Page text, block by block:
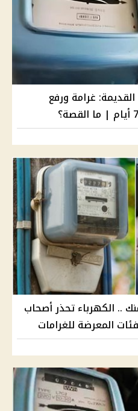
غرامة ورفع
منك .. الكهرباء تحذر أصحاب
المعرضة للغرامات